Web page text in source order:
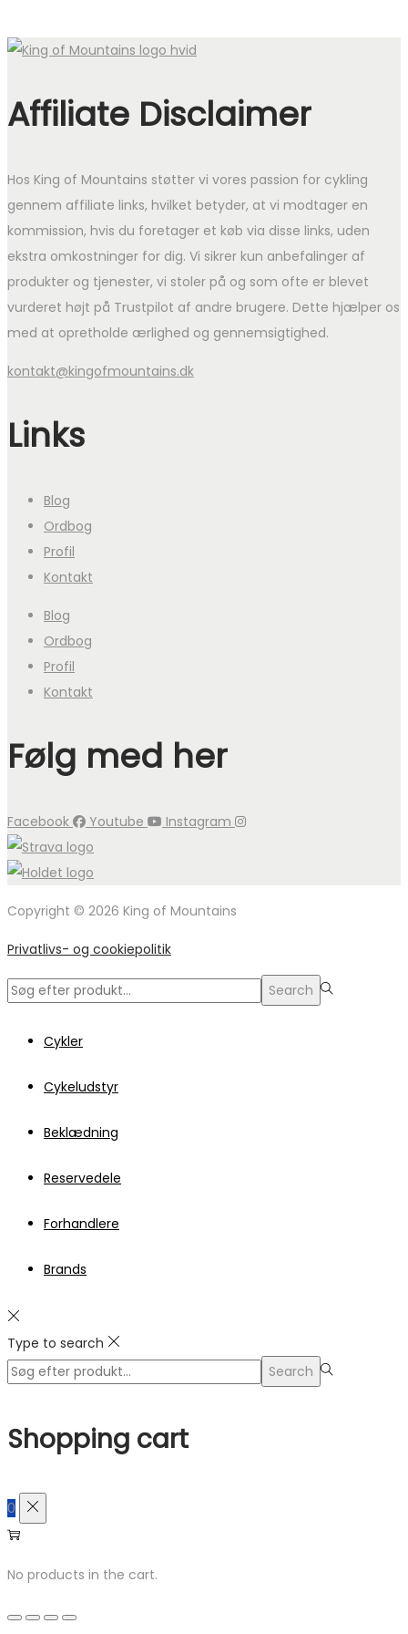
Affiliate Disclaimer
Hos King of Mountains støtter vi vores passion for cykling
gennem affiliate links, hvilket betyder, at vi modtager en
kommission, hvis du foretager et køb via disse links, uden
ekstra omkostninger for dig. Vi sikrer kun anbefalinger af
produkter og tjenester, vi stoler på og som ofte er blevet
vurderet højt på Trustpilot af andre brugere. Dette hjælper os
med at opretholde ærlighed og gennemsigtighed.
kontakt@kingofmountains.dk
Links
Blog
Ordbog
Profil
Kontakt
Blog
Ordbog
Profil
Kontakt
Følg med her
Facebook Youtube Instagram
Copyright © 2026 King of Mountains
Privatlivs- og cookiepolitik
Search
Search
Cykler
Cykeludstyr
Beklædning
Reservedele
Forhandlere
Brands
Type to search
Search
Search
Shopping cart
0
No products in the cart.